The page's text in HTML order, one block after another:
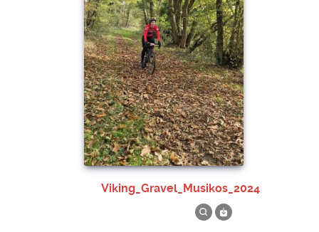
Viking_Gravel_Musikos_2024